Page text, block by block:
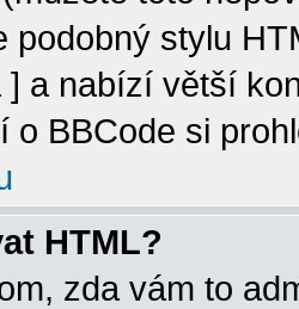
podobný stylu
] a nabízí větší
o BBCode si
HTML?
zda vám to